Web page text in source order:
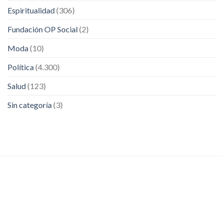
Espiritualidad(306)
Fundación OP Social(2)
Moda(10)
Política(4.300)
Salud(123)
Sin categoría(3)